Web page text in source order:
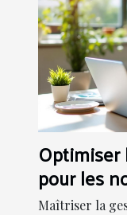
pour les
Maîtriser la